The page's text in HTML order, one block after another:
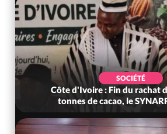
SOCIÉTÉ
Côte d'Ivoire : Fin du rachat
tonnes de cacao, le